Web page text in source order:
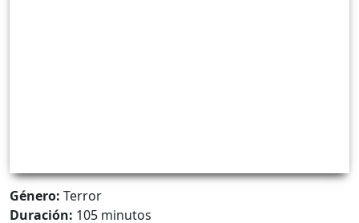
Género: Terror
Duración: 105 minutos